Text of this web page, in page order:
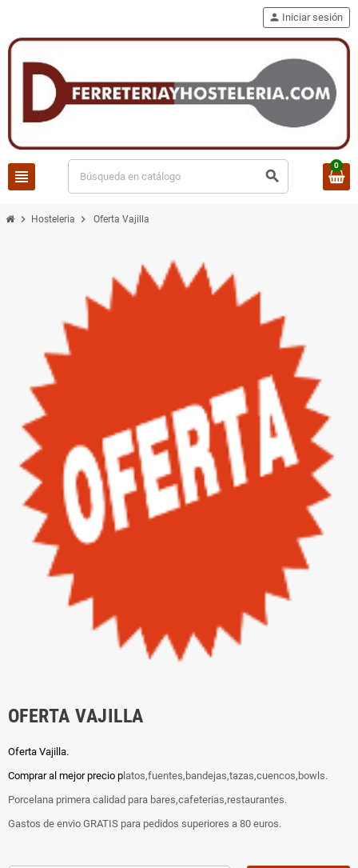
view_headline search
person Iniciar sesión
0
chevron_right Hosteleria chevron_right Oferta Vajilla
OFERTA VAJILLA
Oferta Vajilla.
Comprar al mejor precio p latos,fuentes,bandejas,tazas,cuencos,bowls.
Porcelana primera calidad para bares,cafeterias,restaurantes.
Gastos de envio GRATIS para pedidos superiores a 80 euros.